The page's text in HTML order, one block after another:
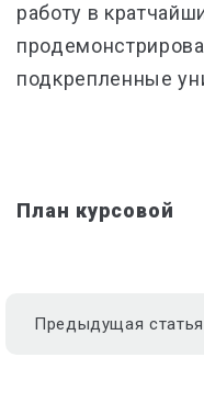
работу в
подкрепленные
План курсовой
Предыдущая статья